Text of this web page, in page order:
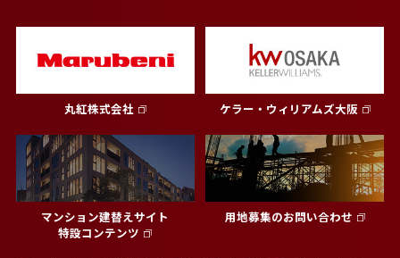
丸紅株式会社 ケラー・ウィリアムズ大阪
マンション建替えサイト
特設コンテンツ
用地募集のお問い合わせ